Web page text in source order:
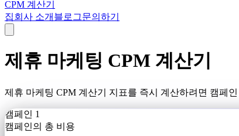
CPM 계산기
집회사 소개 블로그문의하기
제휴 마케팅 CPM 계산기
제휴 마케팅 CPM 계산기 지표를 즉시 계산하려면 캠페
캠페인 1
캠페인의 총 비용